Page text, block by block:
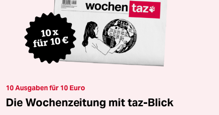
10 Ausgaben für 10 Euro
Die Wochenzeitung mit taz-Blick